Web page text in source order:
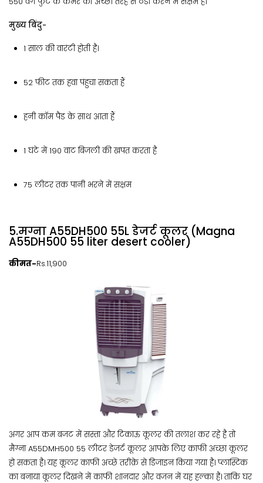
मुख्य बिंदु-
1 साल की वारंटी होती है।
52 फीट तक हवा पंहुचा सकता हैं
हनी कॉम पैड के साथ आता हैं
1 घंटे में 190 वाट बिजली की खपत करता है
75 लीटर तक पानी भरने में सक्षम
5.मग्ना A55DH500 55L डेजर्ट कूलर (Magna
A55DH500 55 liter desert cooler)
कीमत-Rs.11,900
अगर आप कम बजट में सस्ता और टिकाऊ कूलर की तलाश कर रहे है तो
मैग्ना A55DMH500 55 लीटर डेजर्ट कूलर आपके लिए काफी अच्छा कूलर
हो सकता है। यह कूलर काफी अच्छे तरीक़े से डिजाइन किया गया है। प्लास्टिक
का बनाया कूलर दिखने में काफी शानदार और वजन में यह हल्का है। ताकि घर